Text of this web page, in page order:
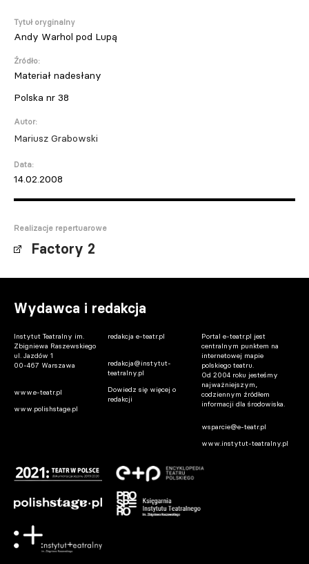
Tytuł oryginalny
Andy Warhol pod Lupą
Źródło:
Materiał nadesłany
Polska nr 38
Autor:
Mariusz Grabowski
Data:
14.02.2008
Realizacje repertuarowe
Factory 2
Wydawca i redakcja
Instytut Teatralny im.
Zbigniewa Raszewskiego
ul. Jazdów 1
00-467 Warszawa
www.e-teatr.pl
www.polishstage.pl
redakcja e-teatr.pl
redakcja@instytut-
teatralny.pl
Dowiedz się więcej o
redakcji
Portal e-teatr.pl jest
centralnym punktem na
internetowej mapie
polskiego teatru.
Od 2004 roku jesteśmy
najważniejszym,
codziennym źródłem
informacji dla środowiska.
wsparcie@e-teatr.pl
www.instytut-teatralny.pl